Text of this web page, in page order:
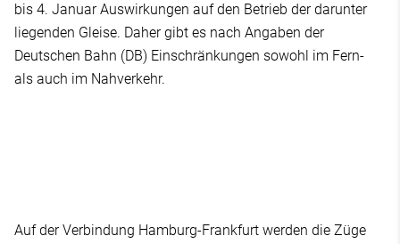
bis 4. Januar Auswirkungen auf den Betrieb der darunter
liegenden Gleise. Daher gibt es nach Angaben der
Deutschen Bahn (DB) Einschränkungen sowohl im Fern-
als auch im Nahverkehr.
Auf der Verbindung Hamburg-Frankfurt werden die Züge